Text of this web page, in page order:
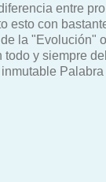
entre
esto con
la "Evolución" o
todo y siempre